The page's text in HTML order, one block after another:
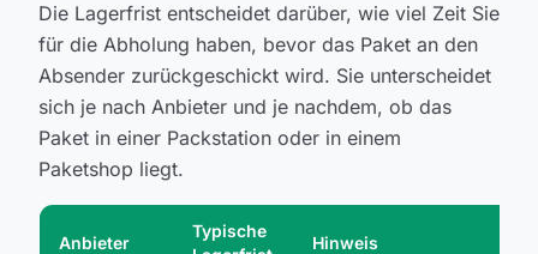
Die Lagerfrist entscheidet darüber, wie viel Zeit Sie
für die Abholung haben, bevor das Paket an den
Absender zurückgeschickt wird. Sie unterscheidet
sich je nach Anbieter und je nachdem, ob das
Paket in einer Packstation oder in einem
Paketshop liegt.
Anbieter
Typische
Hinweis